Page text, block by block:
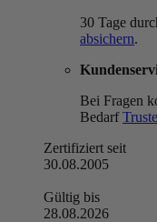
30 Tage
absichern.
Bei Fragen
Bedarf
Zertifiziert seit
30.08.2005
Gültig bis
28.08.2026